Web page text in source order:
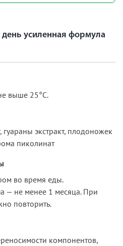
усиленная формула
выше 25°С.
гуараны экстракт, плодоножек
пиколинат
во время еды.
— не менее 1 месяца. При
повторить.
компонентов,